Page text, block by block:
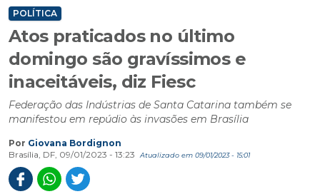
POLÍTICA
Atos praticados no último
domingo são gravíssimos e
inaceitáveis, diz Fiesc
Federação das Indústrias de Santa Catarina também se
manifestou em repúdio às invasões em Brasília
Por Giovana Bordignon
Brasília, DF, 09/01/2023 - 13:23
Atualizado em 09/01/2023 - 15:01